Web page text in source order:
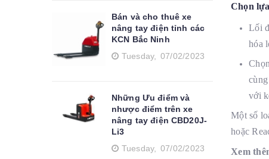
Chọn
Lối
hóa
với
Một số
hoặc
Xem
Bán và cho thuê xe
nâng tay điện tỉnh các
KCN Bắc Ninh
Tuesday, 07/02/2023
Những Ưu điểm và
nhược điểm trên xe
nâng tay điện CBD20J-
Li3
Tuesday, 07/02/2023